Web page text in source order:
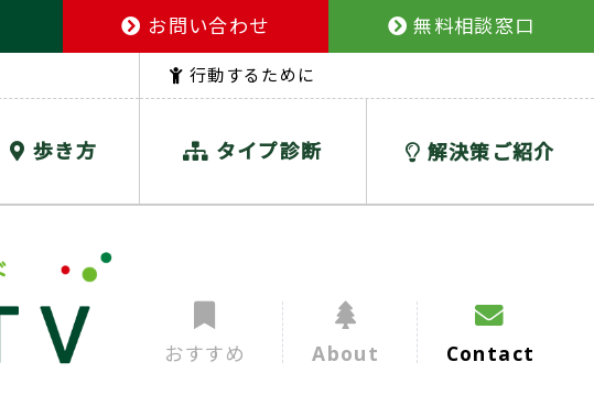
お問い合わせ 無料相談窓口
歩き方
行動するために
タイプ診断 解決策ご紹介
おすすめ About Contact